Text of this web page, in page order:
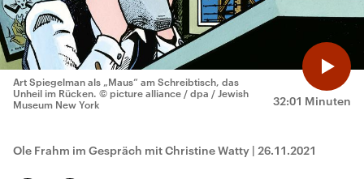
32:01 Minuten
Art Spiegelman als „Maus“ am Schreibtisch, das
Unheil im Rücken. © picture alliance / dpa / Jewish
Museum New York
Ole Frahm im Gespräch mit Christine Watty | 26.11.2021